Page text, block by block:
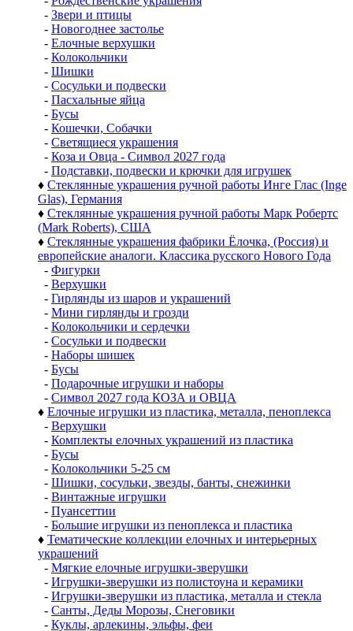
- Звери и птицы
- Новогоднее застолье
- Елочные верхушки
- Колокольчики
- Шишки
- Сосульки и подвески
- Пасхальные яйца
- Бусы
- Кошечки, Собачки
- Светящиеся украшения
- Коза и Овца - Символ 2027 года
- Подставки, подвески и крючки для игрушек
♦ Стеклянные украшения ручной работы Инге Глас (Inge
Glas), Германия
♦ Стеклянные украшения ручной работы Марк Робертс
(Mark Roberts), США
♦ Стеклянные украшения фабрики Ёлочка, (Россия) и
европейские аналоги. Классика русского Нового Года
- Фигурки
- Верхушки
- Гирлянды из шаров и украшений
- Мини гирлянды и грозди
- Колокольчики и сердечки
- Сосульки и подвески
- Наборы шишек
- Бусы
- Подарочные игрушки и наборы
- Символ 2027 года КОЗА и ОВЦА
♦ Елочные игрушки из пластика, металла, пеноплекса
- Верхушки
- Комплекты елочных украшений из пластика
- Бусы
- Колокольчики 5-25 см
- Шишки, сосульки, звезды, банты, снежинки
- Винтажные игрушки
- Пуансеттии
- Большие игрушки из пеноплекса и пластика
♦ Тематические коллекции елочных и интерьерных
украшений
- Мягкие елочные игрушки-зверушки
- Игрушки-зверушки из полистоуна и керамики
- Игрушки-зверушки из пластика, металла и стекла
- Санты, Деды Морозы, Снеговики
- Куклы, арлекины, эльфы, феи